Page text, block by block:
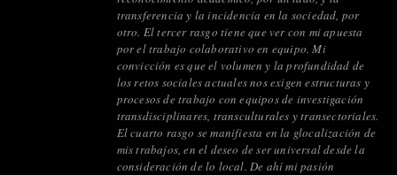
transferencia y la incidencia en la sociedad, por
otro. El tercer rasgo tiene que ver con mi apuesta
por el trabajo colaborativo en equipo. Mi
convicción es que el volumen y la profundidad de
los retos sociales actuales nos exigen estructuras y
procesos de trabajo con equipos de investigación
transdisciplinares, transculturales y transectoriales.
El cuarto rasgo se manifiesta en la glocalización de
mis trabajos, en el deseo de ser universal desde la
consideración de lo local. De ahí mi pasión